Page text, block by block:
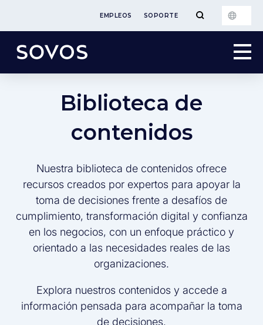
EMPLEOS SOPORTE
Biblioteca de
contenidos
Nuestra biblioteca de contenidos ofrece
recursos creados por expertos para apoyar la
toma de decisiones frente a desafíos de
cumplimiento, transformación digital y confianza
en los negocios, con un enfoque práctico y
orientado a las necesidades reales de las
organizaciones.
Explora nuestros contenidos y accede a
información pensada para acompañar la toma
de decisiones.